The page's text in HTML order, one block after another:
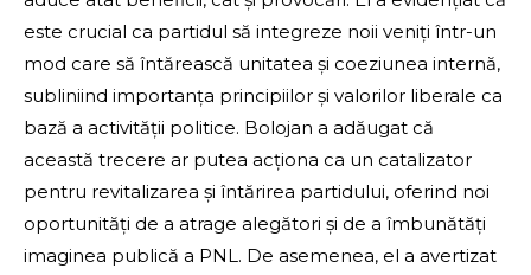
este crucial ca partidul să integreze noii veniți într-un
mod care să întărească unitatea și coeziunea internă,
subliniind importanța principiilor și valorilor liberale ca
bază a activității politice. Bolojan a adăugat că
această trecere ar putea acționa ca un catalizator
pentru revitalizarea și întărirea partidului, oferind noi
oportunități de a atrage alegători și de a îmbunătăți
imaginea publică a PNL. De asemenea, el a avertizat